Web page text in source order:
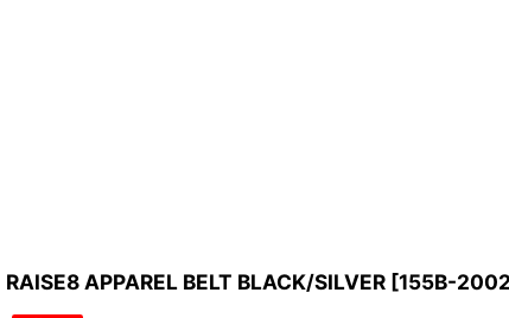
RAISE8 APPAREL BELT BLACK/SILVER [155B-